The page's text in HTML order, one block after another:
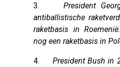
3.President
antiballistische
raketbasis in
nog een raketbasis in
4. President Bush in